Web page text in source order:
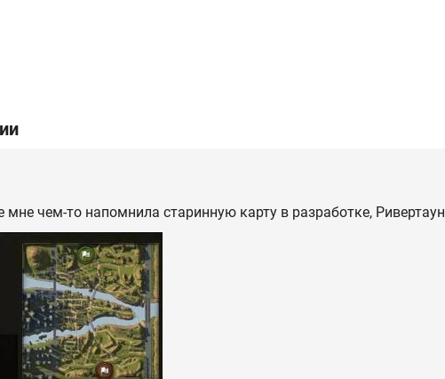
мне чем-то напомнила старинную карту в разработке, Ривертаун